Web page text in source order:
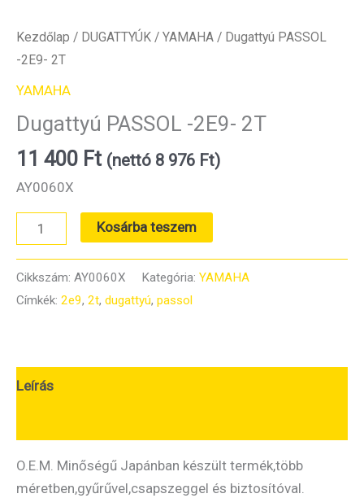
Kezdőlap / DUGATTYÚK / YAMAHA / Dugattyú PASSOL
-2E9- 2T
YAMAHA
Dugattyú PASSOL -2E9- 2T
11 400 Ft (nettó 8 976 Ft)
AY0060X
Dugattyú
PASSOL
-2E9-
2T
Kosárba teszem
Cikkszám: AY0060X Kategória: YAMAHA
Címkék: 2e9, 2t, dugattyú, passol
Leírás
O.E.M. Minőségű Japánban készült termék,több
méretben,gyűrűvel,csapszeggel és biztosítóval.